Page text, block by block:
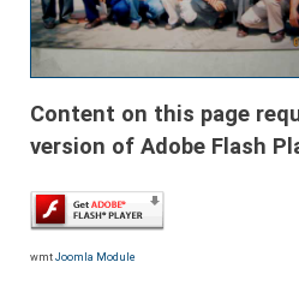
Content on this page
version of Adobe Flash
wmt Joomla Module